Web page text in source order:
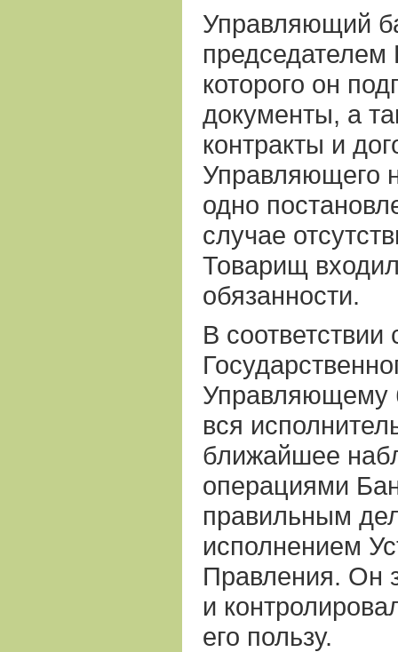
Управляющий
которого он
документы, а
контракты и
Управляющего
одно
случае
Товарищ
обязанности.
В соответствии
Управляющему
вся
ближайшее
операциями
правильным
исполнением
Правления. Он
и
его пользу.